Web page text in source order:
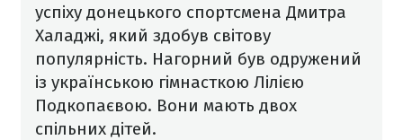
успіху донецького спортсмена Дмитра
Халаджі, який здобув світову
популярність. Нагорний був одружений
із українською гімнасткою Лілією
Подкопаєвою. Вони мають двох
спільних дітей.